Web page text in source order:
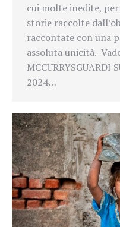
cui molte inedite,
storie raccolte
raccontate con una
assoluta unicità.
MCCURRYSGUARDI
2024…